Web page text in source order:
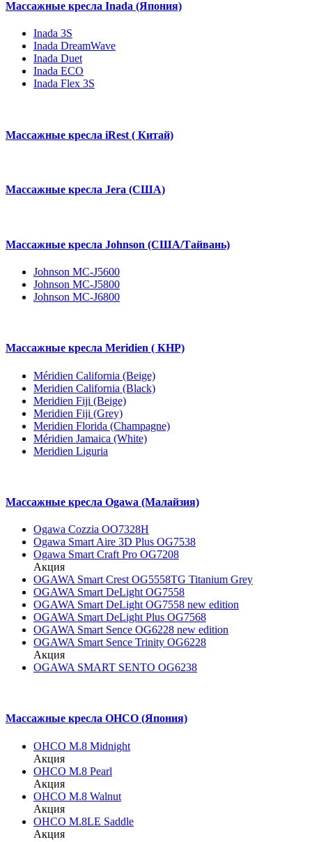
Массажные кресла Inada (Япония)
Inada 3S
Inada DreamWave
Inada Duet
Inada ECO
Inada Flex 3S
Массажные кресла iRest ( Китай)
Массажные кресла Jera (США)
Массажные кресла Johnson (США/Тайвань)
Johnson MC-J5600
Johnson MC-J5800
Johnson MC-J6800
Массажные кресла Meridien ( КНР)
Méridien California (Beige)
Meridien California (Black)
Meridien Fiji (Beige)
Meridien Fiji (Grey)
Meridien Florida (Champagne)
Méridien Jamaica (White)
Meridien Liguria
Массажные кресла Ogawa (Малайзия)
Ogawa Cozzia OO7328H
Ogawa Smart Aire 3D Plus OG7538
Ogawa Smart Craft Pro OG7208
Акция
OGAWA Smart Crest OG5558TG Titanium Grey
OGAWA Smart DeLight OG7558
OGAWA Smart DeLight OG7558 new edition
OGAWA Smart DeLight Plus OG7568
OGAWA Smart Sence OG6228 new edition
OGAWA Smart Sence Trinity OG6228
Акция
OGAWA SMART SENTO OG6238
Массажные кресла OHCO (Япония)
OHCO M.8 Midnight
Акция
OHCO M.8 Pearl
Акция
OHCO M.8 Walnut
Акция
OHCO M.8LE Saddle
Акция